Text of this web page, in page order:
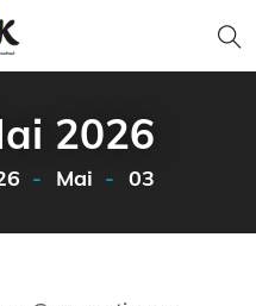
2026
Mai 03